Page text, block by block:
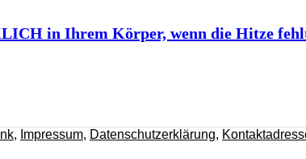
in Ihrem Körper, wenn die Hitze
, Impressum, Datenschutzerklärung,